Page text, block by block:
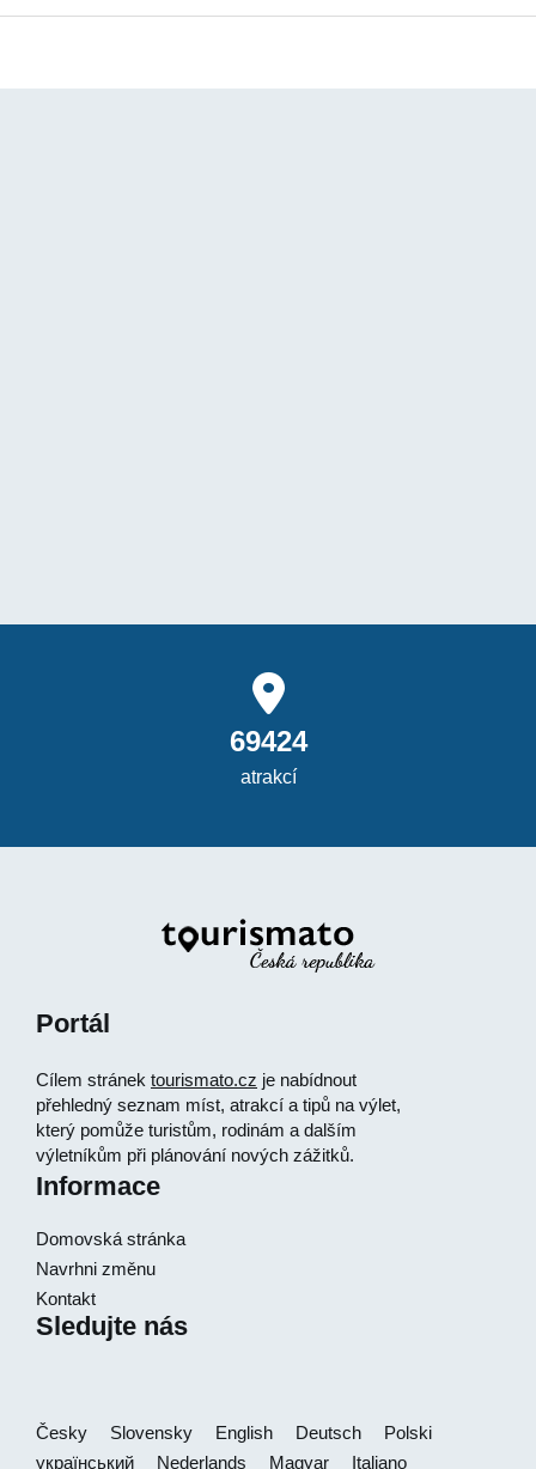
69424
atrakcí
Portál
Cílem stránek tourismato.cz je nabídnout
přehledný seznam míst, atrakcí a tipů na výlet,
který pomůže turistům, rodinám a dalším
výletníkům při plánování nových zážitků.
Informace
Domovská stránka
Navrhni změnu
Kontakt
Sledujte nás
Česky Slovensky English Deutsch
Polski
український
Nederlands Magyar Italiano